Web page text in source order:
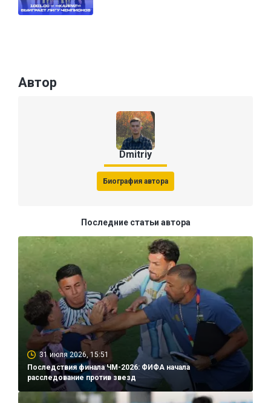
Автор
Dmitriy
Биография автора
Последние статьи автора
31 июля 2026, 15:51
Последствия финала ЧМ-2026: ФИФА начала
расследование против звезд